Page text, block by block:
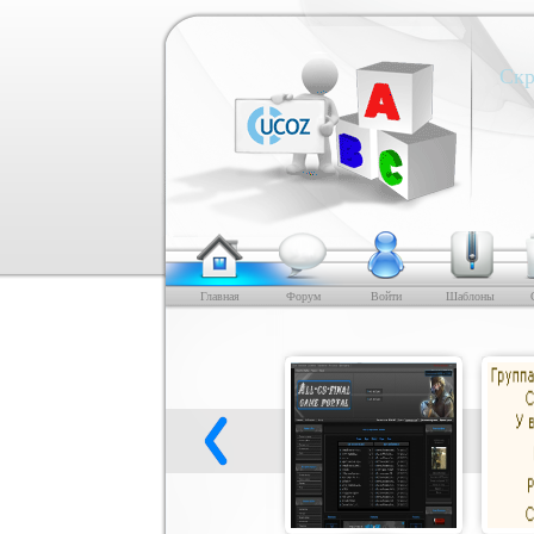
Главная Форум Войти Шаблоны